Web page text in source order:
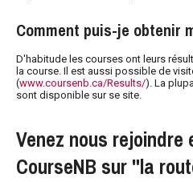
Comment puis-je obtenir
D'habitude les courses ont leurs
la course. Il est aussi possible de
(www.coursenb.ca/Results/). La
sont disponible sur se site.
Venez nous rejoindre
CourseNB sur "la